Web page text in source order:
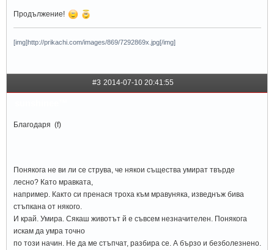
Продължение!
[img]http://prikachi.com/images/869/7292869x.jpg[/img]
#3 2014-07-10 20:41:55
Благодаря (f)
Понякога не ви ли се струва, че някои същества умират твърде
лесно? Като мравката,
например. Както си пренася троха към мравуняка, изведнъж бива
стъпкана от някого.
И край. Умира. Сякаш животът й е съвсем незначителен. Понякога
искам да умра точно
по този начин. Не да ме стъпчат, разбира се. А бързо и безболезнено.